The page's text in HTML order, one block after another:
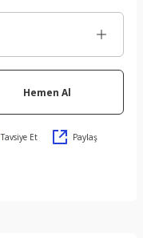
Hemen Al
Tavsiye Et Paylaş